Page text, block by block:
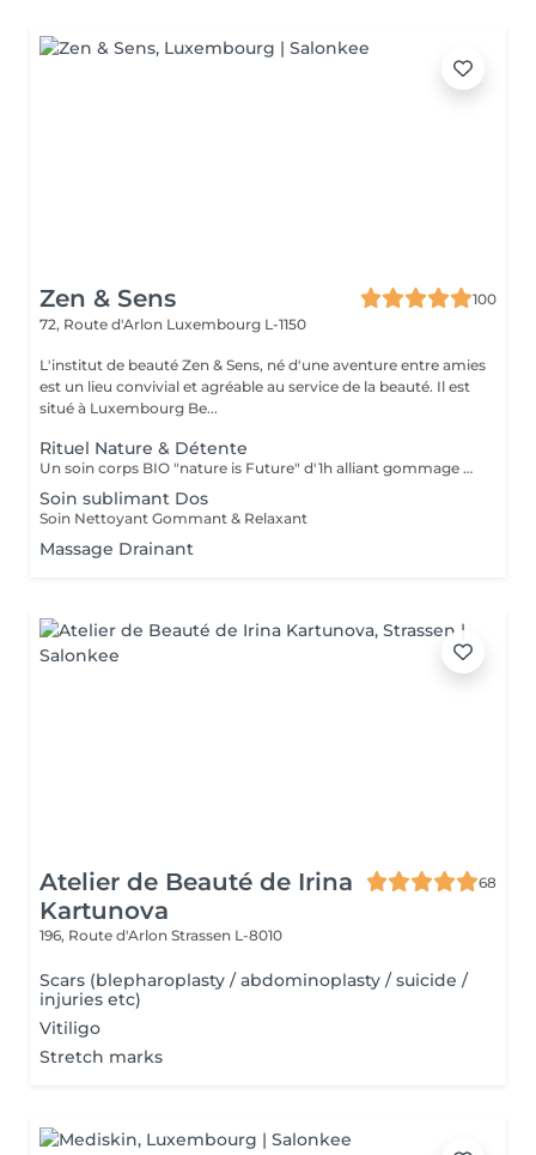
Zen & Sens
100
72, Route d'Arlon Luxembourg L-1150
L'institut de beauté Zen & Sens, né d'une aventure entre amies
est un lieu convivial et agréable au service de la beauté. Il est
situé à Luxembourg Be...
Rituel Nature & Détente
Un soin corps BIO "nature is Future" d'1h alliant gommage exfoliant et massage relaxant pour une peau douce, un corps apaisé et un véritable moment de lâcher-prise.
Soin sublimant Dos
Soin Nettoyant Gommant & Relaxant
Massage Drainant
Atelier de Beauté de Irina
Kartunova
68
196, Route d'Arlon Strassen L-8010
Scars (blepharoplasty / abdominoplasty / suicide /
injuries etc)
Vitiligo
Stretch marks